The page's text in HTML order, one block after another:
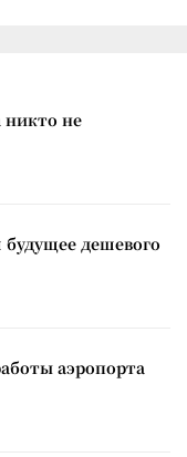
никто не
дешевого
аэропорта